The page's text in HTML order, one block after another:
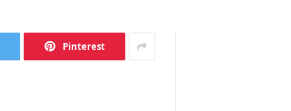
Pinterest